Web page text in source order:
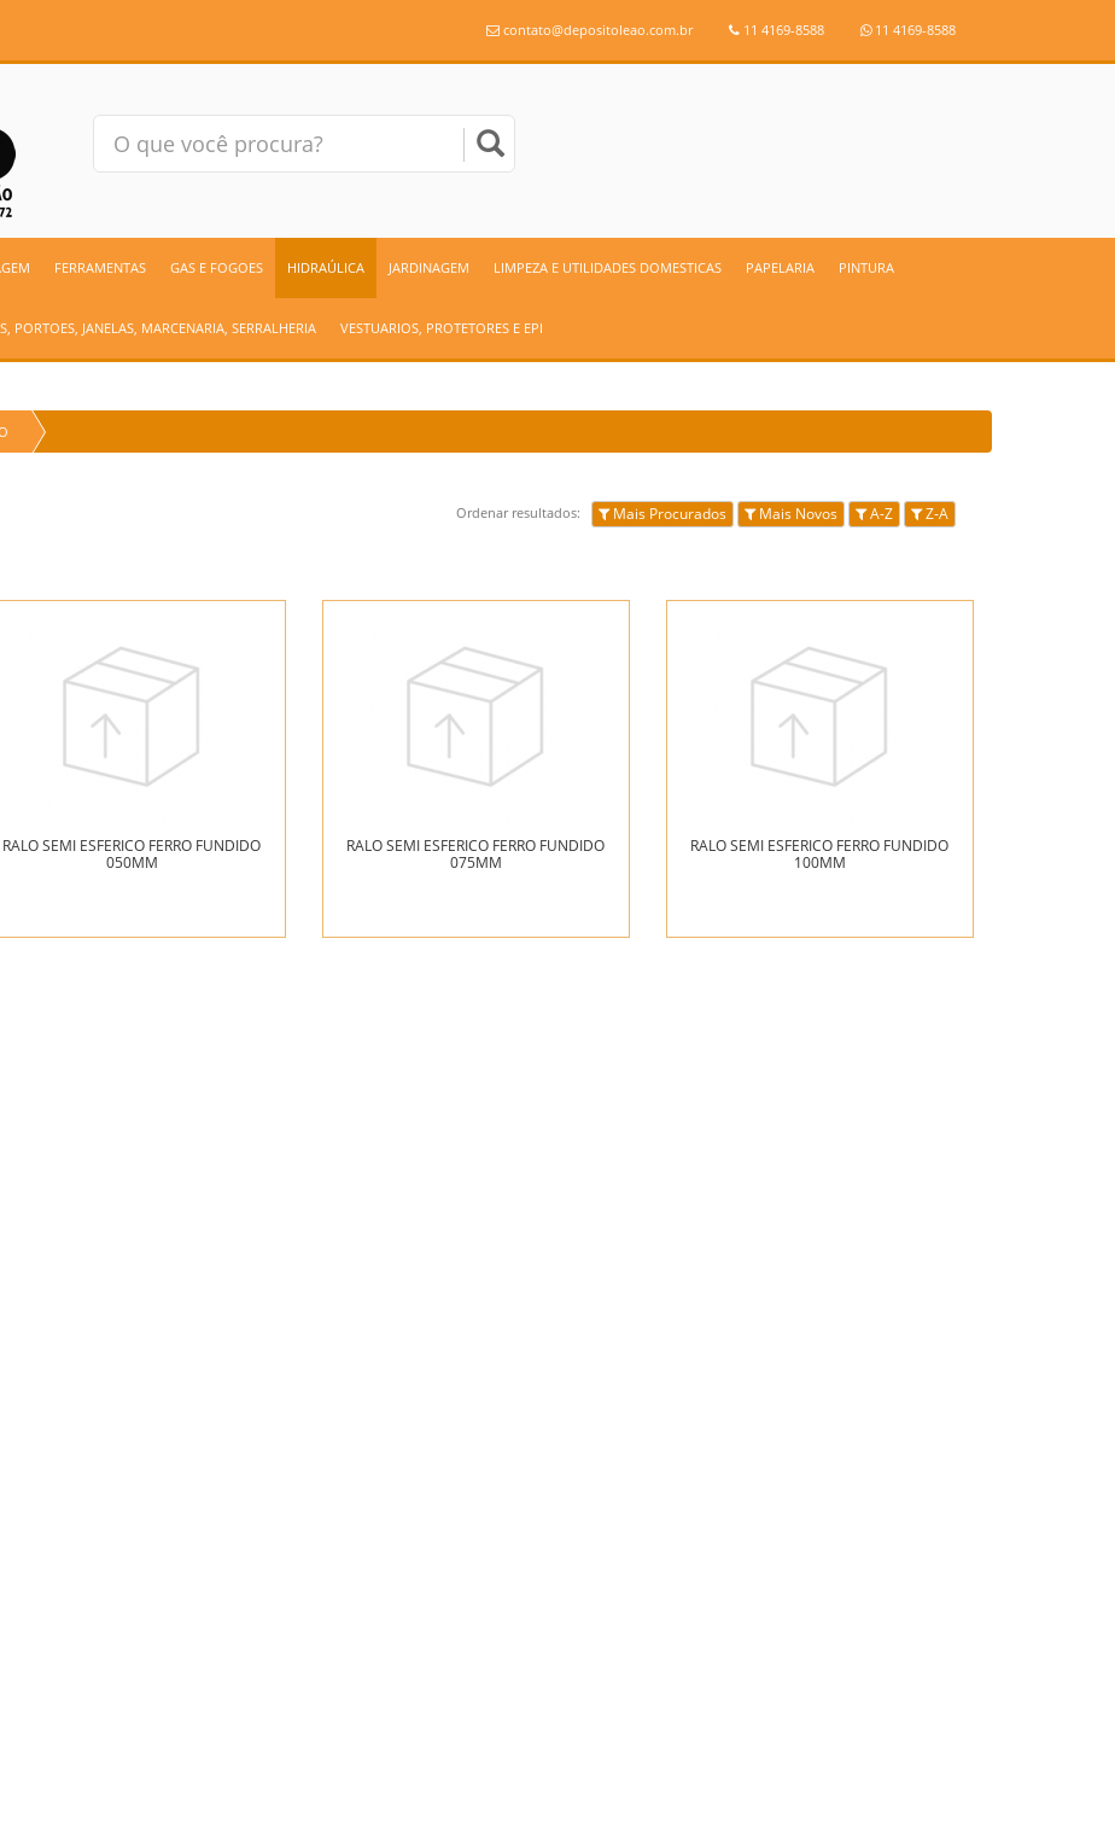
contato@depositoleao.com.br 11 4169-8588 11 4169-8588
FERRAMENTAS GAS E FOGOES HIDRAÚLICA JARDINAGEM LIMPEZA E UTILIDADES DOMESTICAS PAPELARIA PINTURA
PORTOES, JANELAS, MARCENARIA, SERRALHERIA VESTUARIOS, PROTETORES E EPI
Ordenar resultados: Mais Procurados Mais Novos A-Z Z-A
RALO SEMI ESFERICO FERRO FUNDIDO
050MM
RALO SEMI ESFERICO FERRO FUNDIDO
075MM
RALO SEMI ESFERICO FERRO FUNDIDO
100MM